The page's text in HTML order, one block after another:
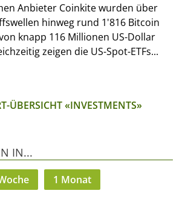
Anbieter Coinkite wurden über
hinweg rund 1'816 Bitcoin
knapp 116 Millionen US-Dollar
zeigen die US-Spot-ETFs...
ÜBERSICHT «INVESTMENTS»
IN...
1 Monat